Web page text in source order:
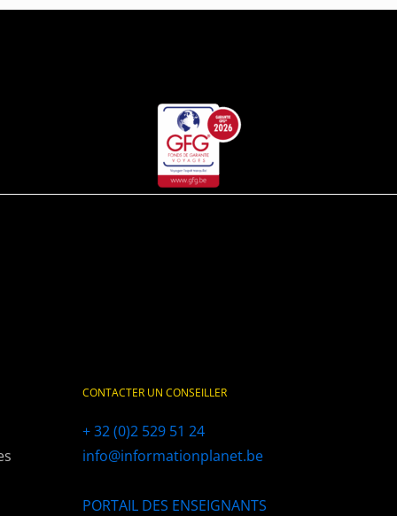
CONTACTER UN CONSEILLER
+ 32 (0)2 529 51 24
info@informationplanet.be
PORTAIL DES ENSEIGNANTS